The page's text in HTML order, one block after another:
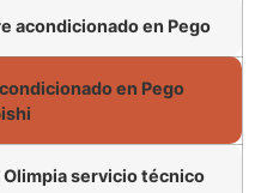
acondicionado en Pego
en Pego
servicio técnico